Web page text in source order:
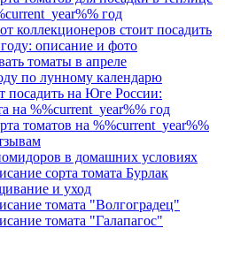
год
коллекционеров стоит посадить
описание и фото
томаты в апреле
по лунному календарю
посадить на Юге России:
на %%current_year%% год
томатов на %%current_year%%
в домашних условиях
сорта томата Бурлак
и уход
томата "Волгоградец"
томата "Галапагос"